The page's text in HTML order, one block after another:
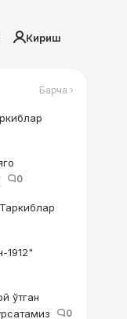
Кириш
Барча ›
0
1912"
ўтган
0